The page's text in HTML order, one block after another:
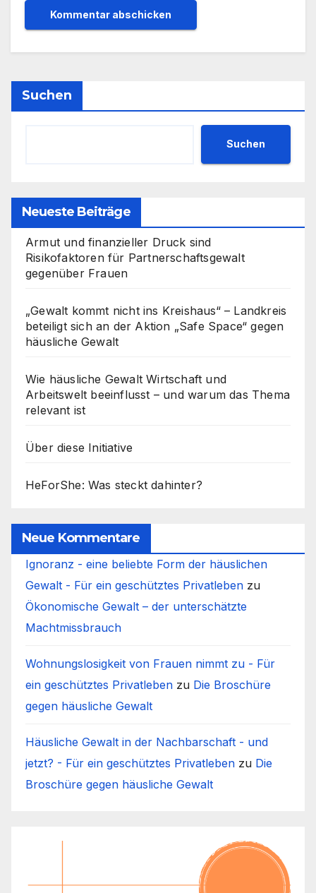
Suchen
Suchen
Neueste Beiträge
Armut und finanzieller Druck sind
Risikofaktoren für Partnerschaftsgewalt
gegenüber Frauen
„Gewalt kommt nicht ins Kreishaus“ – Landkreis
beteiligt sich an der Aktion „Safe Space“ gegen
häusliche Gewalt
Wie häusliche Gewalt Wirtschaft und
Arbeitswelt beeinflusst – und warum das Thema
relevant ist
Über diese Initiative
HeForShe: Was steckt dahinter?
Neue Kommentare
Ignoranz - eine beliebte Form der häuslichen
Gewalt - Für ein geschütztes Privatleben zu
Ökonomische Gewalt – der unterschätzte
Machtmissbrauch
Wohnungslosigkeit von Frauen nimmt zu - Für
ein geschütztes Privatleben zu Die Broschüre
gegen häusliche Gewalt
Häusliche Gewalt in der Nachbarschaft - und
jetzt? - Für ein geschütztes Privatleben zu Die
Broschüre gegen häusliche Gewalt